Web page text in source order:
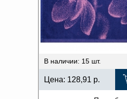
В наличии: 15 шт.
Цена: 128,91 р.